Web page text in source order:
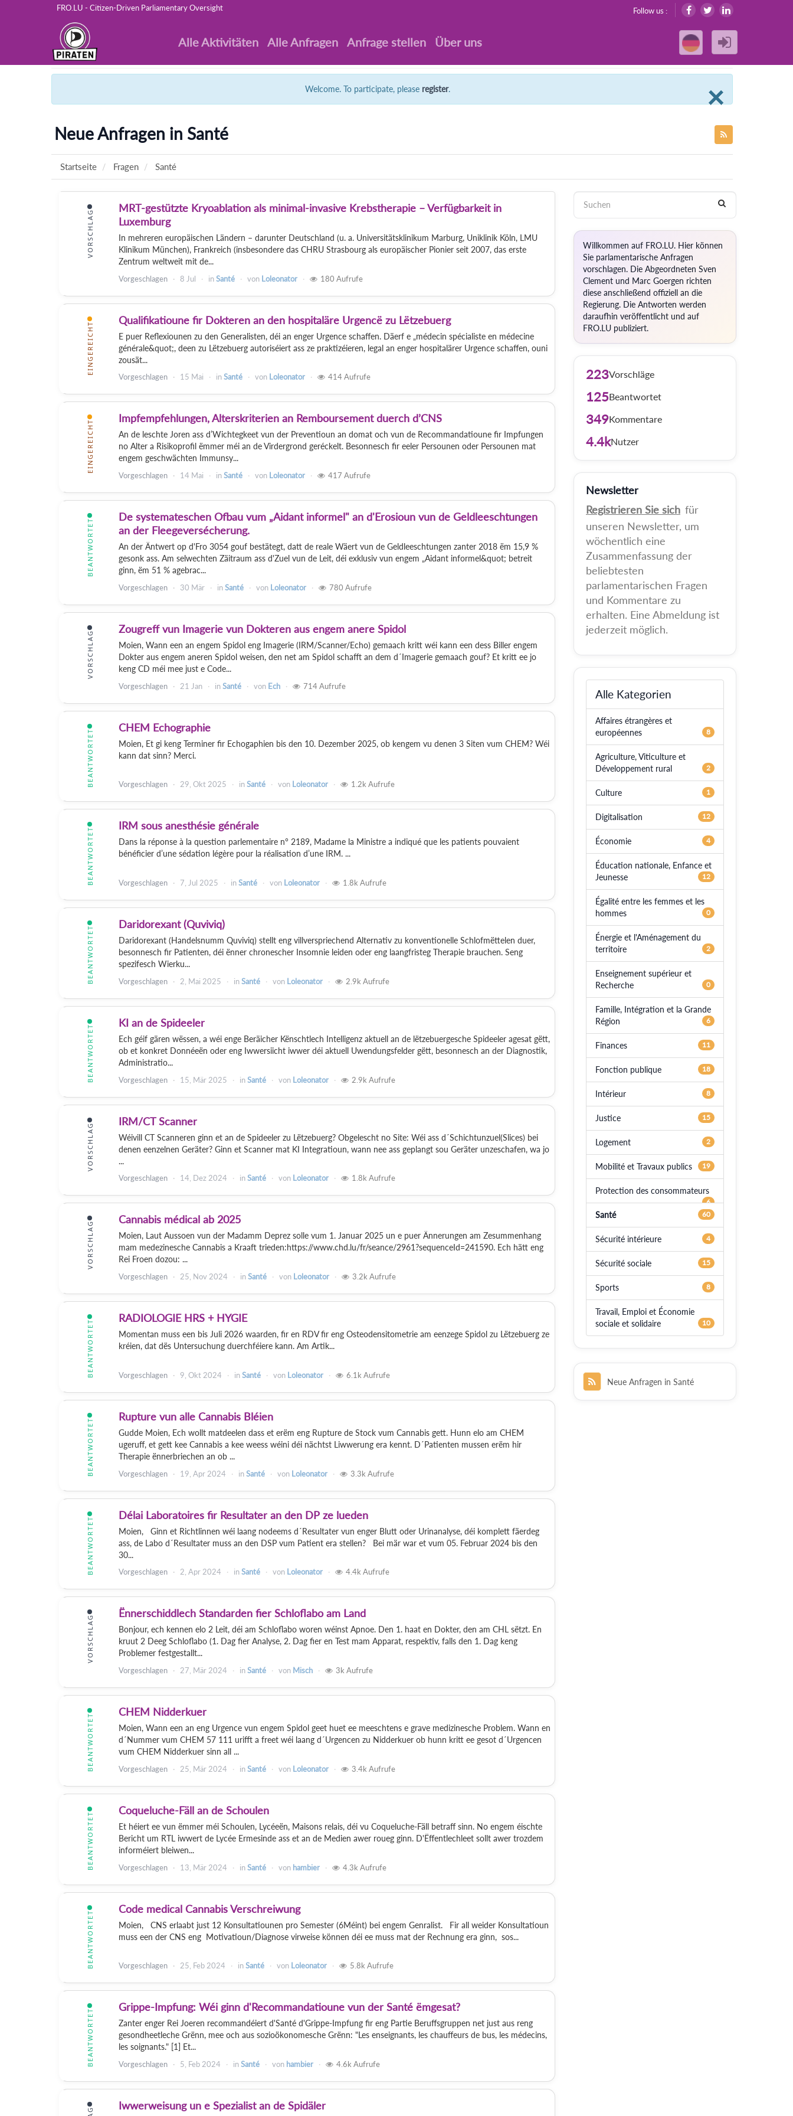
FRO.LU - Citizen-Driven Parliamentary Oversight Follow us :
Alle Aktivitäten Alle Anfragen Anfrage stellen Über uns
×
Welcome. To participate, please register.
Neue Anfragen in Santé
Startseite Fragen Santé
VORSCHLAG
MRT-gestützte Kryoablation als minimal-invasive Krebstherapie – Verfügbarkeit in
Luxemburg
In mehreren europäischen Ländern – darunter Deutschland (u. a. Universitätsklinikum Marburg, Uniklinik Köln, LMU
Klinikum München), Frankreich (insbesondere das CHRU Strasbourg als europäischer Pionier seit 2007, das erste
Zentrum weltweit mit de...
Vorgeschlagen 8 Jul inSanté von Loleonator 180 Aufrufe
EINGEREICHT
Qualifikatioune fir Dokteren an den hospitaläre Urgencë zu Lëtzebuerg
E puer Reflexiounen zu den Generalisten, déi an enger Urgence schaffen. Däerf e „médecin spécialiste en médecine
générale&quot;, deen zu Lëtzebuerg autoriséiert ass ze praktizéieren, legal an enger hospitalärer Urgence schaffen, ouni
zousät...
Vorgeschlagen 15 Mai inSanté von Loleonator 414 Aufrufe
EINGEREICHT
Impfempfehlungen, Alterskriterien an Remboursement duerch d’CNS
An de leschte Joren ass d’Wichtegkeet vun der Preventioun an domat och vun de Recommandatioune fir Impfungen
no Alter a Risikoprofil ëmmer méi an de Virdergrond geréckelt. Besonnesch fir eeler Persounen oder Persounen mat
engem geschwächten Immunsy...
Vorgeschlagen 14 Mai inSanté von Loleonator 417 Aufrufe
BEANTWORTET
De systemateschen Ofbau vum „Aidant informel" an d'Erosioun vun de Geldleeschtungen
an der Fleegeversécherung.
An der Äntwert op d'Fro 3054 gouf bestätegt, datt de reale Wäert vun de Geldleeschtungen zanter 2018 ëm 15,9 %
gesonk ass. Am selwechten Zäitraum ass d'Zuel vun de Leit, déi exklusiv vun engem „Aidant informel&quot; betreit
ginn, ëm 51 % agebrac...
Vorgeschlagen 30 Mär inSanté von Loleonator 780 Aufrufe
VORSCHLAG
Zougreff vun Imagerie vun Dokteren aus engem anere Spidol
Moien, Wann een an engem Spidol eng Imagerie (IRM/Scanner/Echo) gemaach kritt wéi kann een dess Biller engem
Dokter aus engem aneren Spidol weisen, den net am Spidol schafft an dem d´Imagerie gemaach gouf? Et kritt ee jo
keng CD méi mee just e Code...
Vorgeschlagen 21 Jan inSanté von Ech 714 Aufrufe
BEANTWORTET
CHEM Echographie
Moien, Et gi keng Terminer fir Echogaphien bis den 10. Dezember 2025, ob kengem vu denen 3 Siten vum CHEM? Wéi
kann dat sinn? Merci.
Vorgeschlagen 29, Okt 2025 inSanté von Loleonator 1.2k Aufrufe
BEANTWORTET
IRM sous anesthésie générale
Dans la réponse à la question parlementaire n° 2189, Madame la Ministre a indiqué que les patients pouvaient
bénéficier d’une sédation légère pour la réalisation d’une IRM. ...
Vorgeschlagen 7, Jul 2025 inSanté von Loleonator 1.8k Aufrufe
BEANTWORTET
Daridorexant (Quviviq)
Daridorexant (Handelsnumm Quviviq) stellt eng villverspriechend Alternativ zu konventionelle Schlofmëttelen duer,
besonnesch fir Patienten, déi ënner chronescher Insomnie leiden oder eng laangfristeg Therapie brauchen. Seng
spezifesch Wierku...
Vorgeschlagen 2, Mai 2025 inSanté von Loleonator 2.9k Aufrufe
BEANTWORTET
KI an de Spideeler
Ech géif gären wëssen, a wéi enge Beräicher Kënschtlech Intelligenz aktuell an de lëtzebuergesche Spideeler agesat gëtt,
ob et konkret Donnéeën oder eng Iwwersiicht iwwer déi aktuell Uwendungsfelder gëtt, besonnesch an der Diagnostik,
Administratio...
Vorgeschlagen 15, Mär 2025 inSanté von Loleonator 2.9k Aufrufe
VORSCHLAG
IRM/CT Scanner
Wéivill CT Scanneren ginn et an de Spideeler zu Lëtzebuerg? Obgelescht no Site: Wéi ass d´Schichtunzuel(Slices) bei
denen eenzelnen Geräter? Ginn et Scanner mat KI Integratioun, wann nee ass geplangt sou Geräter unzeschafen, wa jo
...
Vorgeschlagen 14, Dez 2024 inSanté von Loleonator 1.8k Aufrufe
VORSCHLAG
Cannabis médical ab 2025
Moien, Laut Aussoen vun der Madamm Deprez solle vum 1. Januar 2025 un e puer Ännerungen am Zesummenhang
mam medezinesche Cannabis a Kraaft trieden:https://www.chd.lu/fr/seance/2961?sequenceId=241590. Ech hätt eng
Rei Froen dozou: ...
Vorgeschlagen 25, Nov 2024 inSanté von Loleonator 3.2k Aufrufe
BEANTWORTET
RADIOLOGIE HRS + HYGIE
Momentan muss een bis Juli 2026 waarden, fir en RDV fir eng Osteodensitometrie am eenzege Spidol zu Lëtzebuerg ze
kréien, dat dës Untersuchung duerchféiere kann. Am Artik...
Vorgeschlagen 9, Okt 2024 inSanté von Loleonator 6.1k Aufrufe
BEANTWORTET
Rupture vun alle Cannabis Bléien
Gudde Moien, Ech wollt matdeelen dass et erëm eng Rupture de Stock vum Cannabis gett. Hunn elo am CHEM
ugeruff, et gett kee Cannabis a kee weess wéini déi nächtst Liwwerung era kennt. D´Patienten mussen erëm hir
Therapie ënnerbriechen an ob ...
Vorgeschlagen 19, Apr 2024 inSanté von Loleonator 3.3k Aufrufe
BEANTWORTET
Délai Laboratoires fir Resultater an den DP ze lueden
Moien, Ginn et Richtlinnen wéi laang nodeems d´Resultater vun enger Blutt oder Urinanalyse, déi komplett fäerdeg
ass, de Labo d´Resultater muss an den DSP vum Patient era stellen? Bei mär war et vum 05. Februar 2024 bis den
30...
Vorgeschlagen 2, Apr 2024 inSanté von Loleonator 4.4k Aufrufe
VORSCHLAG
Ënnerschiddlech Standarden fier Schloflabo am Land
Bonjour, ech kennen elo 2 Leit, déi am Schloflabo woren wéinst Apnoe. Den 1. haat en Dokter, den am CHL sëtzt. En
kruut 2 Deeg Schloflabo (1. Dag fier Analyse, 2. Dag fier en Test mam Apparat, respektiv, falls den 1. Dag keng
Problemer festgestallt...
Vorgeschlagen 27, Mär 2024 inSanté von Misch 3k Aufrufe
BEANTWORTET
CHEM Nidderkuer
Moien, Wann een an eng Urgence vun engem Spidol geet huet ee meeschtens e grave medizinesche Problem. Wann en
d´Nummer vum CHEM 57 111 urifft a freet wéi laang d´Urgencen zu Nidderkuer ob hunn kritt ee gesot d´Urgencen
vum CHEM Nidderkuer sinn all ...
Vorgeschlagen 25, Mär 2024 inSanté von Loleonator 3.4k Aufrufe
BEANTWORTET
Coqueluche-Fäll an de Schoulen
Et héiert ee vun ëmmer méi Schoulen, Lycéeën, Maisons relais, déi vu Coqueluche-Fäll betraff sinn. No engem éischte
Bericht um RTL iwwert de Lycée Ermesinde ass et an de Medien awer roueg ginn. D'Ëffentlechleet sollt awer trozdem
informéiert bleiwen...
Vorgeschlagen 13, Mär 2024 inSanté von hambier 4.3k Aufrufe
BEANTWORTET
Code medical Cannabis Verschreiwung
Moien, CNS erlaabt just 12 Konsultatiounen pro Semester (6Méint) bei engem Genralist. Fir all weider Konsultatioun
muss een der CNS eng Motivatioun/Diagnose virweise können déi ee muss mat der Rechnung era ginn, sos...
Vorgeschlagen 25, Feb 2024 inSanté von Loleonator 5.8k Aufrufe
BEANTWORTET
Grippe-Impfung: Wéi ginn d'Recommandatioune vun der Santé ëmgesat?
Zanter enger Rei Joeren recommandéiert d'Santé d'Grippe-Impfung fir eng Partie Beruffsgruppen net just aus reng
gesondheetleche Grënn, mee och aus sozioökonomesche Grënn: "Les enseignants, les chauffeurs de bus, les médecins,
les soignants." [1] Et...
Vorgeschlagen 5, Feb 2024 inSanté von hambier 4.6k Aufrufe
Iwwerweisung un e Spezialist an de Spidäler
Willkommen auf FRO.LU. Hier können
Sie parlamentarische Anfragen
vorschlagen. Die Abgeordneten Sven
Clement und Marc Goergen richten
diese anschließend offiziell an die
Regierung. Die Antworten werden
daraufhin veröffentlicht und auf
FRO.LU publiziert.
223Vorschläge
125Beantwortet
349Kommentare
4.4kNutzer
Newsletter
Registrieren Sie sich für
unseren Newsletter, um
wöchentlich eine
Zusammenfassung der
beliebtesten
parlamentarischen Fragen
und Kommentare zu
erhalten. Eine Abmeldung ist
jederzeit möglich.
Alle Kategorien
Affaires étrangères et
européennes
8
Agriculture, Viticulture et
Développement rural
2
Culture 1
Digitalisation 12
Économie 4
Éducation nationale, Enfance et
Jeunesse
12
Égalité entre les femmes et les
hommes
0
Énergie et l'Aménagement du
territoire
2
Enseignement supérieur et
Recherche
0
Famille, Intégration et la Grande
Région
6
Finances 11
Fonction publique 18
Intérieur 8
Justice 15
Logement 2
Mobilité et Travaux publics 19
Protection des consommateurs
6
Santé 60
Sécurité intérieure 4
Sécurité sociale 15
Sports 8
Travail, Emploi et Économie
sociale et solidaire
10
Neue Anfragen in Santé